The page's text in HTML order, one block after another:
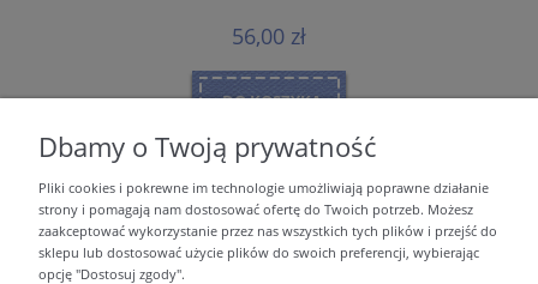
56,00 zł
DO KOSZYKA
MOJE KONTO
Dbamy o Twoją prywatność
Pliki cookies i pokrewne im technologie umożliwiają poprawne działanie
strony i pomagają nam dostosować ofertę do Twoich potrzeb. Możesz
zaakceptować wykorzystanie przez nas wszystkich tych plików i przejść do
sklepu lub dostosować użycie plików do swoich preferencji, wybierając
opcję "Dostosuj zgody".